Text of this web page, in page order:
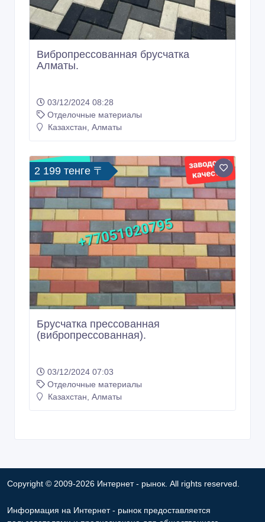
2 199 тенге 〒
Брусчатка прессованная
(вибропрессованная).
03/12/2024 07:03
Отделочные материалы
Казахстан, Алматы
Информация на Интернет - рынок предоставляется
пользователями и предназначена для общественного
пользование частную информацию зарегистрированных
пользователей Интернет - рынок третьим лицам. Но мы можем
требованиями закона в том случае, если объявление или
любая другая информация ущемляет права другого лица, в